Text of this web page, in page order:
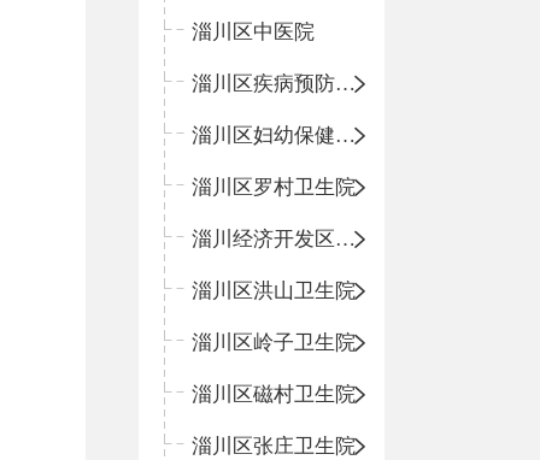
淄川区中医院
淄川区疾病预防控制中心
淄川区妇幼保健计划生育服务中心
淄川区罗村卫生院
淄川经济开发区卫生院
淄川区洪山卫生院
淄川区岭子卫生院
淄川区磁村卫生院
淄川区张庄卫生院